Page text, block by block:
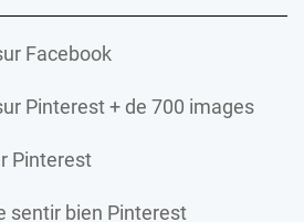
Facebook
Pinterest + de 700 images
Pinterest
sentir bien Pinterest